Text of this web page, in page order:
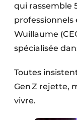
qui rassemble
professionnels
Wuillaume
spécialisée
Toutes
Gen Z rejette,
vivre.